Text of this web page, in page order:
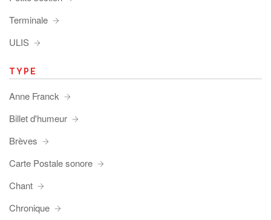
Terminale
ULIS
TYPE
Anne Franck
Billet d'humeur
Brèves
Carte Postale sonore
Chant
Chronique